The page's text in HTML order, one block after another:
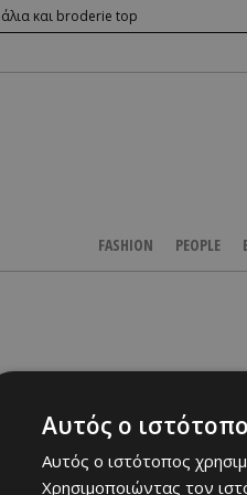
και broderie top
FASHION PEOPLE
Αυτός ο
Αυτός ο ιστότοπος
Χρησιμοποιώντας τον